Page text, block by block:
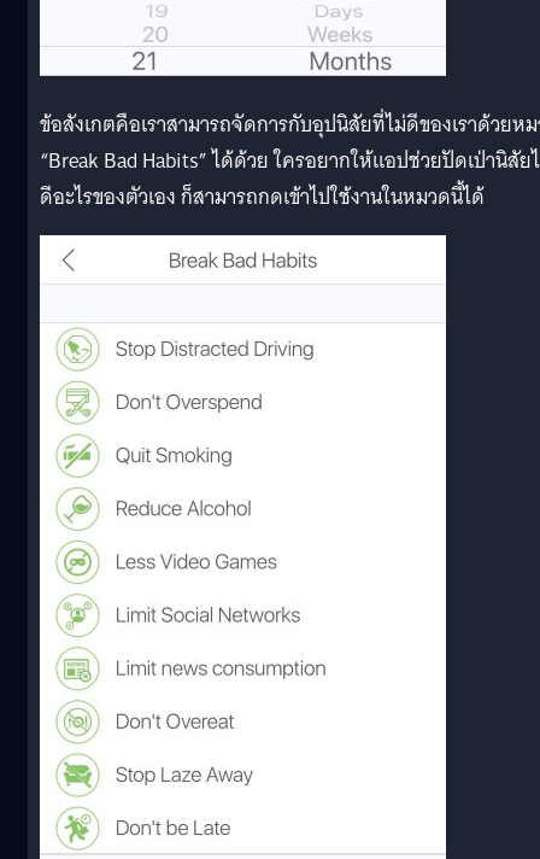
ข้อสังเกตคือเราสามารถจัดการกับอุปนิสัยที่ไม่ดีของเราด้วยห
“Break Bad Habits” ได้ด้วย ใครอยากให้แอปช่วยปัดเป่านิสัย
ดีอะไรของตัวเอง ก็สามารถกดเข้าไปใช้งานในหมวดนี้ได้